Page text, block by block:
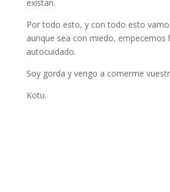
existan.
Por todo esto, y con todo esto
aunque sea con miedo, empecemos
autocuidado.
Soy gorda y vengo a comerme
Kotu.